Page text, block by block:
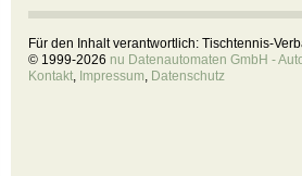
Für den Inhalt verantwortlich: Tischtennis-
© 1999-2026 nu Datenautomaten GmbH -
Kontakt, Impressum, Datenschutz